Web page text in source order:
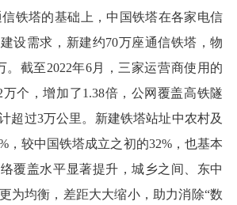
信铁塔的基础上，中国铁塔在各家电信
设需求，新建约70万座通信铁塔，物
。截至2022年6月，三家运营商使用的
万个，增加了1.38倍，公网覆盖高铁隧
超过3万公里。新建铁塔站址中农村及
，较中国铁塔成立之初的32%，也基本
覆盖水平显著提升，城乡之间、东中
为均衡，差距大大缩小，助力消除“数